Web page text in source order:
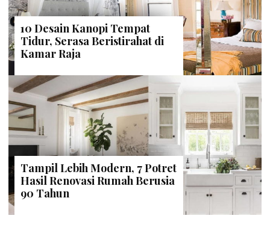
10 Desain Kanopi Tempat
Tidur, Serasa Beristirahat di
Kamar Raja
Tampil Lebih Modern, 7 Potret
Hasil Renovasi Rumah Berusia
90 Tahun